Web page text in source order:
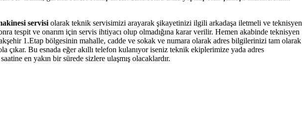
servisi olarak teknik servisimizi arayarak şikayetinizi ilgili arkadaşa iletmeli ve teknisyen
ve onarım için servis ihtiyacı olup olmadığına karar verilir. Hemen akabinde teknisyen
1.Etap bölgesinin mahalle, cadde ve sokak ve numara olarak adres bilgilerinizi tam olarak
Bu esnada eğer akıllı telefon kulanıyor iseniz teknik ekiplerimize yada adres
en yakın bir sürede sizlere ulaşmış olacaklardır.